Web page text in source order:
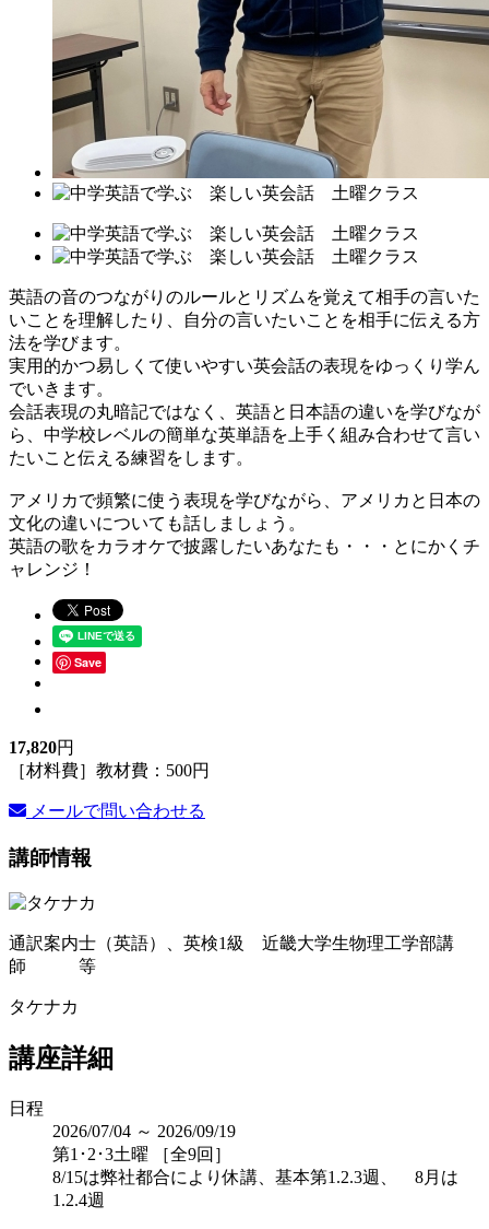
英語の音のつながりのルールとリズムを覚えて相手の言いた
いことを理解したり、自分の言いたいことを相手に伝える方
法を学びます。
実用的かつ易しくて使いやすい英会話の表現をゆっくり学ん
でいきます。
会話表現の丸暗記ではなく、英語と日本語の違いを学びなが
ら、中学校レベルの簡単な英単語を上手く組み合わせて言い
たいこと伝える練習をします。
アメリカで頻繁に使う表現を学びながら、アメリカと日本の
文化の違いについても話しましょう。
英語の歌をカラオケで披露したいあなたも・・・とにかくチ
ャレンジ！
Save
17,820円
［材料費］教材費：500円
メールで問い合わせる
講師情報
通訳案内士（英語）、英検1級 近畿大学生物理工学部講
師 等
タケナカ
講座詳細
日程
2026/07/04 ～ 2026/09/19
第1･2･3土曜 ［全9回］
8/15は弊社都合により休講、基本第1.2.3週、 8月は
1.2.4週